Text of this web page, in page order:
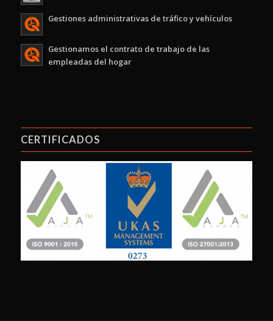
Gestiones administrativas de tráfico y vehículos
Gestionamos el contrato de trabajo de las
empleadas del hogar
CERTIFICADOS